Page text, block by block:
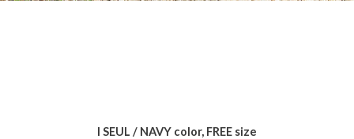
I SEUL / NAVY color, FREE size